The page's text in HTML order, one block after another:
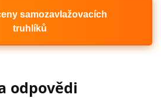
samozavlažovacích
truhlíků
odpovědi